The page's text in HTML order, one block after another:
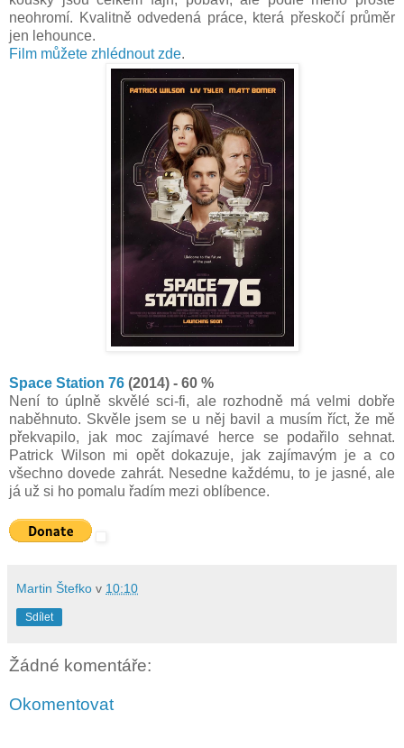
neohromí. Kvalitně odvedená práce, která přeskočí průměr
jen lehounce.
Film můžete zhlédnout zde.
Space Station 76 (2014) - 60 %
Není to úplně skvělé sci-fi, ale rozhodně má velmi dobře
naběhnuto. Skvěle jsem se u něj bavil a musím říct, že mě
překvapilo, jak moc zajímavé herce se podařilo sehnat.
Patrick Wilson mi opět dokazuje, jak zajímavým je a co
všechno dovede zahrát. Nesedne každému, to je jasné, ale
já už si ho pomalu řadím mezi oblíbence.
Martin Štefko v 10:10
Sdílet
Žádné komentáře:
Okomentovat